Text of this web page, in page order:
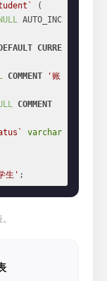
(
NULL AUTO_INC
DEFAULT CURRE
COMMENT
'账
COMMENT
varchar
生' ;